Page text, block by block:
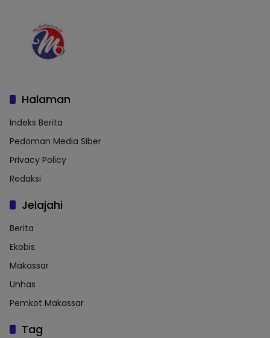
Halaman
Indeks Berita
Pedoman Media Siber
Privacy Policy
Redaksi
Jelajahi
Berita
Ekobis
Makassar
Unhas
Pemkot Makassar
Tag